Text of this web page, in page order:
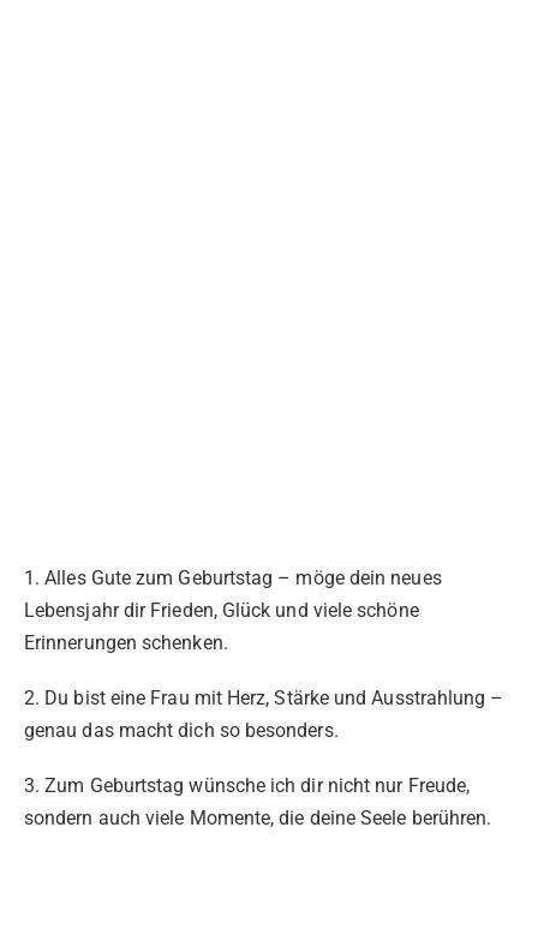
1. Alles Gute zum Geburtstag – möge dein neues
Lebensjahr dir Frieden, Glück und viele schöne
Erinnerungen schenken.
2. Du bist eine Frau mit Herz, Stärke und Ausstrahlung –
genau das macht dich so besonders.
3. Zum Geburtstag wünsche ich dir nicht nur Freude,
sondern auch viele Momente, die deine Seele berühren.